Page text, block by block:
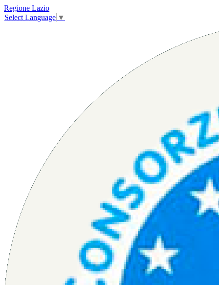
Regione Lazio
Select Language ▼